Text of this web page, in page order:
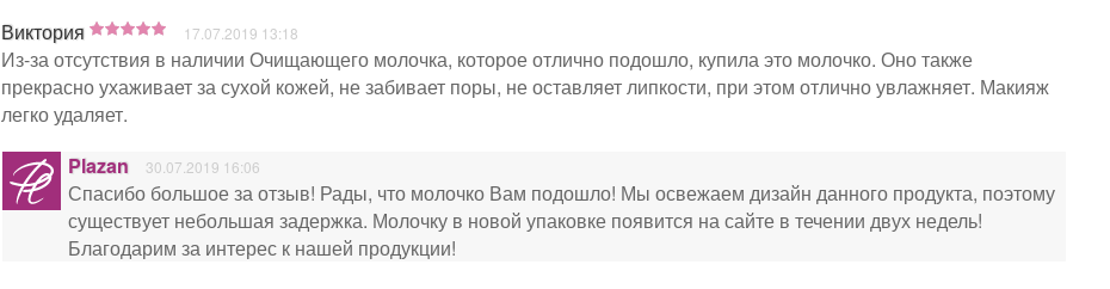
Виктория 17.07.2019 13:18
Из-за отсутствия в наличии Очищающего молочка, которое отлично подошло, купила это молочко. Оно также
прекрасно ухаживает за сухой кожей, не забивает поры, не оставляет липкости, при этом отлично увлажняет. Макияж
легко удаляет.
Plazan
30.07.2019 16:06
Спасибо большое за отзыв! Рады, что молочко Вам подошло! Мы освежаем дизайн данного продукта, поэтому
существует небольшая задержка. Молочку в новой упаковке появится на сайте в течении двух недель!
Благодарим за интерес к нашей продукции!